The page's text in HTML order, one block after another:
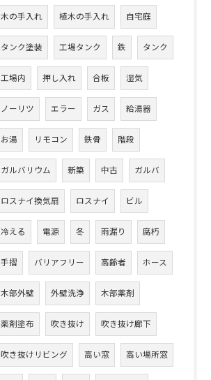
木の手入れ 植木の手入れ 自宅庭
タンク塗装 工場タンク 鉄 タンク
工場内 押し入れ 合板 湿気
ノーリツ エラー ガス 給湯器
お湯 リモコン 鉄骨 階段
ガルバリウム 新築 中古 ガルバ
ロスナイ換気扇 ロスナイ ビル
冷える 電源 冬 雨漏り 腐朽
手摺 バリアフリー 高齢者 ホース
木部外壁 外壁洗浄 木部薬剤
薬剤塗布 吹き抜け 吹き抜け廊下
吹き抜けリビング 高い窓 高い場所窓